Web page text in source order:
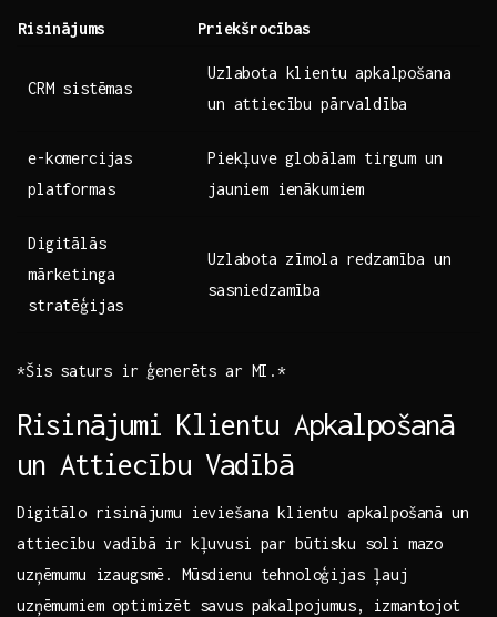
Risinājums Priekšrocības
CRM⁣ sistēmas
Uzlabota klientu apkalpošana
un‌ attiecību ‍pārvaldība
e-komercijas
platformas
Piekļuve ⁣globālam tirgum un‍
jauniem ienākumiem
Digitālās
mārketinga
stratēģijas
Uzlabota⁢ zīmola redzamība un
sasniedzamība
*Šis ⁢saturs ‌ir ‌ģenerēts ar MI.*
Risinājumi Klientu Apkalpošanā
un⁢ Attiecību Vadībā
Digitālo risinājumu ​ieviešana klientu apkalpošanā un
attiecību vadībā ir kļuvusi par‌ būtisku​ soli mazo
uzņēmumu izaugsmē. Mūsdienu tehnoloģijas‍ ļauj ​
uzņēmumiem optimizēt savus pakalpojumus, izmantojot